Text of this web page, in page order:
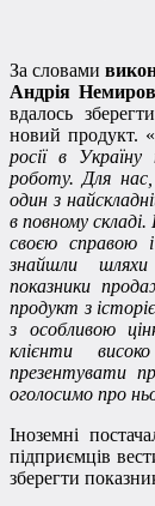
За словами
Андрія
вдалось
новий продукт. «
росії в
роботу. Для нас,
один з
в повному
своєю справою
знайшли шляхи
показники
продукт з
з особливою
клієнти
презентувати
оголосимо про
Іноземні
підприємців
зберегти